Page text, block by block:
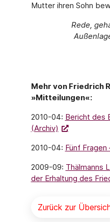
Mutter ihren Sohn
Rede,
Mehr von Friedrich
»Mitteilungen«:
2010-04: Bericht des
(Archiv)
2010-04: Fünf
2009-09: Thälmanns
der Erhaltung des
Zurück zur